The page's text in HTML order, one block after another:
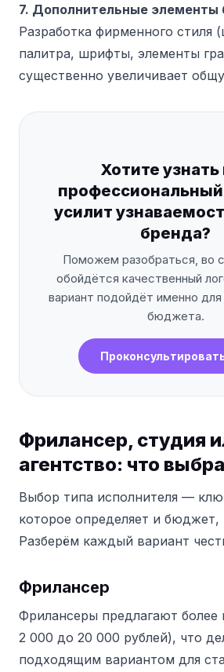
7. Дополнительные элементы
Разработка фирменного стиля
палитра, шрифты, элементы
существенно увеличивает
Хотите узнать
профессиональный
усилит
бренда?
Поможем разобраться, во
обойдётся качественный
вариант подойдёт именно для
бюджета.
Фрилансер, студия
агентство: что
Выбор типа исполнителя —
которое определяет и бюджет,
Разберём каждый вариант
Фрилансер
Фрилансеры предлагают более
2 000 до 20 000 рублей), что
подходящим вариантом для